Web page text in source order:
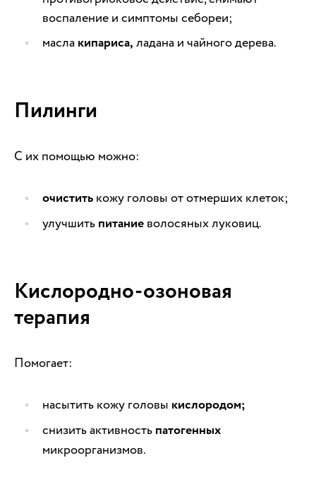
воспаление и симптомы себореи;
масла кипариса, ладана и чайного дерева.
Пилинги
С их помощью можно:
очистить кожу головы от отмерших клеток;
улучшить питание волосяных луковиц.
Кислородно-озоновая
терапия
Помогает:
насытить кожу головы кислородом;
снизить активность патогенных
микроорганизмов.